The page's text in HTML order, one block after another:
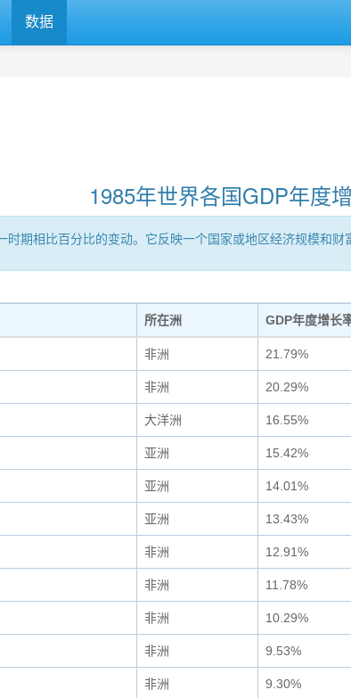
数据
1985年世界各国GDP年度
期相比百分比的变动。它反映一个国家或地区经济规模和财
所在洲 GDP年度增长
非洲 21.79%
非洲 20.29%
大洋洲 16.55%
亚洲 15.42%
亚洲 14.01%
亚洲 13.43%
非洲 12.91%
非洲 11.78%
非洲 10.29%
非洲 9.53%
非洲 9.30%